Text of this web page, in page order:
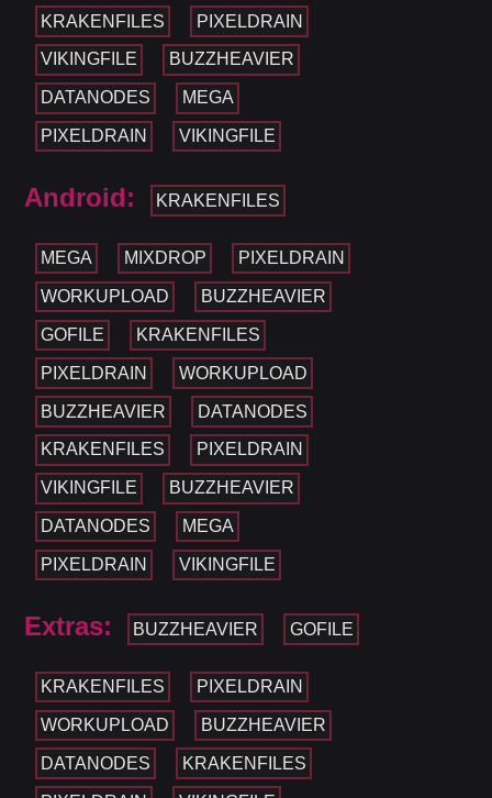
KRAKENFILES PIXELDRAIN
VIKINGFILE BUZZHEAVIER
DATANODES MEGA
PIXELDRAIN VIKINGFILE
Android: KRAKENFILES
MEGA MIXDROP PIXELDRAIN
WORKUPLOAD BUZZHEAVIER
GOFILE KRAKENFILES
PIXELDRAIN WORKUPLOAD
BUZZHEAVIER DATANODES
KRAKENFILES PIXELDRAIN
VIKINGFILE BUZZHEAVIER
DATANODES MEGA
PIXELDRAIN VIKINGFILE
Extras: BUZZHEAVIER GOFILE
KRAKENFILES PIXELDRAIN
WORKUPLOAD BUZZHEAVIER
DATANODES KRAKENFILES